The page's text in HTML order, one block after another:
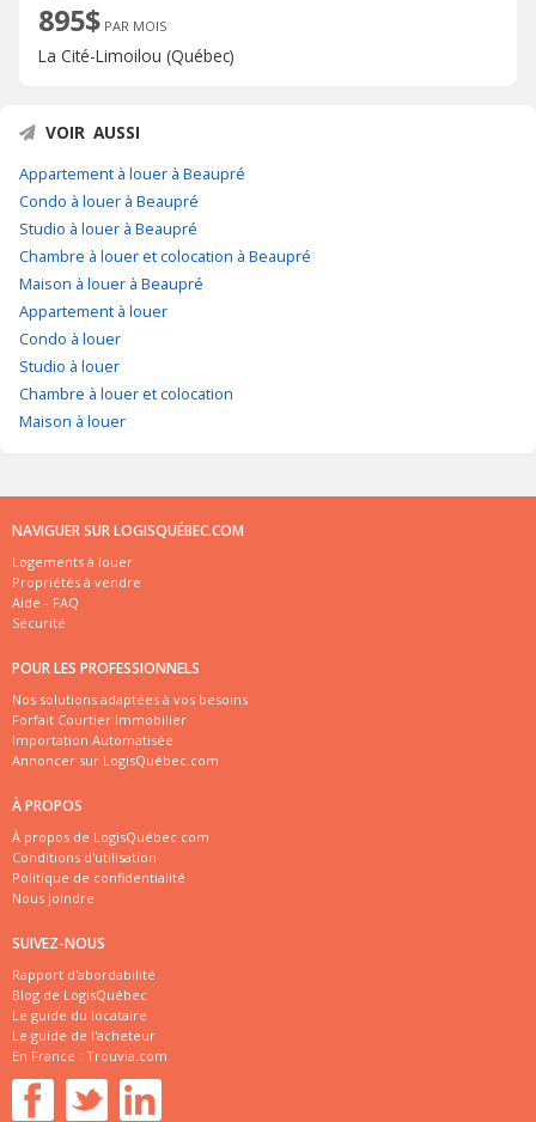
895$ PAR MOIS
La Cité-Limoilou (Québec)
VOIR AUSSI
Appartement à louer à Beaupré
Condo à louer à Beaupré
Studio à louer à Beaupré
Chambre à louer et colocation à Beaupré
Maison à louer à Beaupré
Appartement à louer
Condo à louer
Studio à louer
Chambre à louer et colocation
Maison à louer
NAVIGUER SUR LOGISQUÉBEC.COM
Logements à louer
Propriétés à vendre
Aide - FAQ
Sécurité
POUR LES PROFESSIONNELS
Nos solutions adaptées à vos besoins
Forfait Courtier Immobilier
Importation Automatisée
Annoncer sur LogisQuébec.com
À PROPOS
À propos de LogisQuébec.com
Conditions d'utilisation
Politique de confidentialité
Nous joindre
SUIVEZ-NOUS
Rapport d'abordabilité
Blog de LogisQuébec
Le guide du locataire
Le guide de l'acheteur
En France : Trouvia.com